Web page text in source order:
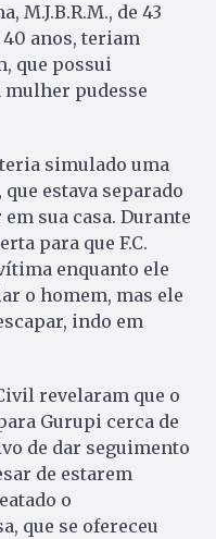
M.J.B.R.M., de 43
40 anos, teriam
que possui
pudesse
simulado uma
estava separado
sua casa. Durante
para que F.C.
enquanto ele
o homem, mas ele
indo em
revelaram que o
Gurupi cerca de
de dar seguimento
de estarem
o
que se ofereceu